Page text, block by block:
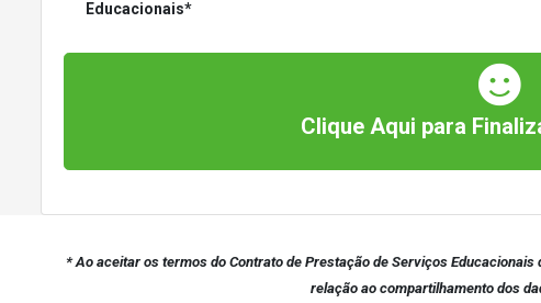
Educacionais*
Clique Aqui para
* Ao aceitar os termos do Contrato de Prestação de Serviços
relação ao compartilhamento dos